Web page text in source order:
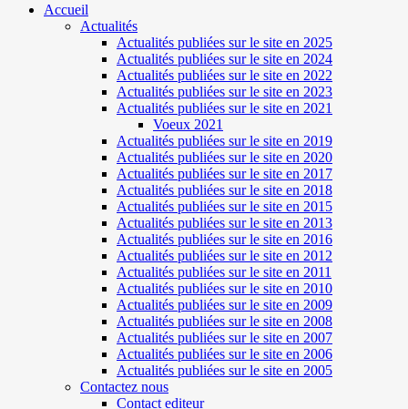
Accueil
Actualités
Actualités publiées sur le site en 2025
Actualités publiées sur le site en 2024
Actualités publiées sur le site en 2022
Actualités publiées sur le site en 2023
Actualités publiées sur le site en 2021
Voeux 2021
Actualités publiées sur le site en 2019
Actualités publiées sur le site en 2020
Actualités publiées sur le site en 2017
Actualités publiées sur le site en 2018
Actualités publiées sur le site en 2015
Actualités publiées sur le site en 2013
Actualités publiées sur le site en 2016
Actualités publiées sur le site en 2012
Actualités publiées sur le site en 2011
Actualités publiées sur le site en 2010
Actualités publiées sur le site en 2009
Actualités publiées sur le site en 2008
Actualités publiées sur le site en 2007
Actualités publiées sur le site en 2006
Actualités publiées sur le site en 2005
Contactez nous
Contact editeur